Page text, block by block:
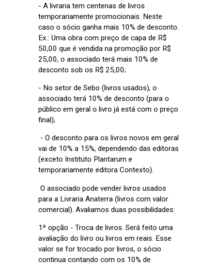
- A livraria tem centenas de livros
temporariamente promocionais. Neste
caso o sócio ganha mais 10% de desconto.
Ex.: Uma obra com preço de capa de R$
50,00 que é vendida na promoção por R$
25,00, o associado terá mais 10% de
desconto sob os R$ 25,00;
- No setor de Sebo (livros usados), o
associado terá 10% de desconto (para o
público em geral o livro já está com o preço
final);
- O desconto para os livros novos em geral
vai de 10% a 15%, dependendo das editoras
(exceto Instituto Plantarum e
temporariamente editora Contexto).
O associado pode vender livros usados
para a Livraria Anaterra (livros com valor
comercial). Avaliamos duas possibilidades:
1ª opção - Troca de livros. Será feito uma
avaliação do livro ou livros em reais. Esse
valor se for trocado por livros, o sócio
continua contando com os 10% de